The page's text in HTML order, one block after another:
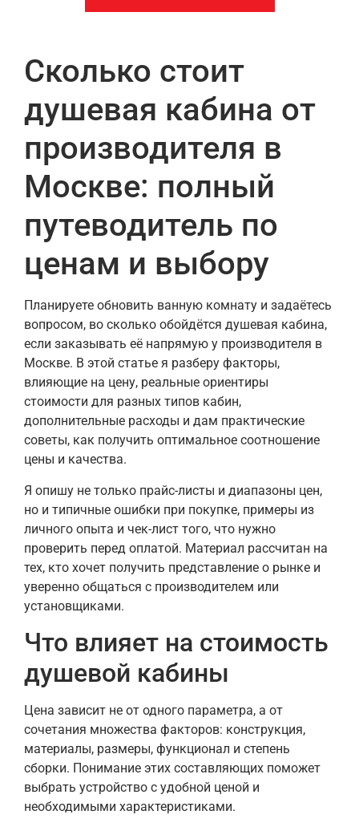
Сколько стоит
душевая кабина от
производителя в
Москве: полный
путеводитель по
ценам и выбору
Планируете обновить ванную комнату и задаётесь
вопросом, во сколько обойдётся душевая кабина,
если заказывать её напрямую у производителя в
Москве. В этой статье я разберу факторы,
влияющие на цену, реальные ориентиры
стоимости для разных типов кабин,
дополнительные расходы и дам практические
советы, как получить оптимальное соотношение
цены и качества.
Я опишу не только прайс-листы и диапазоны цен,
но и типичные ошибки при покупке, примеры из
личного опыта и чек-лист того, что нужно
проверить перед оплатой. Материал рассчитан на
тех, кто хочет получить представление о рынке и
уверенно общаться с производителем или
установщиками.
Что влияет на стоимость
душевой кабины
Цена зависит не от одного параметра, а от
сочетания множества факторов: конструкция,
материалы, размеры, функционал и степень
сборки. Понимание этих составляющих поможет
выбрать устройство с удобной ценой и
необходимыми характеристиками.